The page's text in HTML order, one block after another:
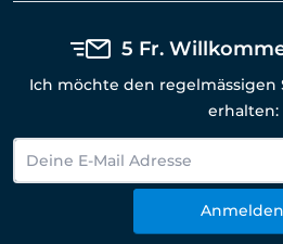
5 Fr.
Ich möchte den
erhalten:
Anmelden